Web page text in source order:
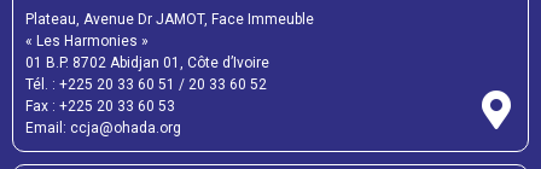
Plateau, Avenue Dr JAMOT, Face Immeuble
« Les Harmonies »
01 B.P. 8702 Abidjan 01, Côte d’Ivoire
Tél. : +225 20 33 60 51 / 20 33 60 52
Fax : +225 20 33 60 53
Email: ccja@ohada.org